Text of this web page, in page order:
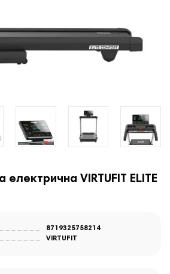
електрична VIRTUFIT ELITE
8719325758214
VIRTUFIT